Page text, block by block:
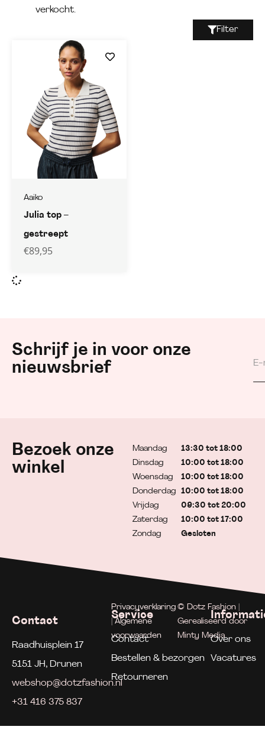
verkocht.
Filter
Aaiko
Julia top –
gestreept
€89,95
Schrijf je in voor onze
nieuwsbrief
Bezoek onze
winkel
Maandag
Dinsdag
Woensdag
Donderdag
Vrijdag
Zaterdag
Zondag
13:30 tot 18:00
10:00 tot 18:00
10:00 tot 18:00
10:00 tot 18:00
09:30 tot 20:00
10:00 tot 17:00
Gesloten
Contact
Raadhuisplein 17
5151 JH, Drunen
webshop@dotzfashion.nl
+31 416 375 837
Service
Contact
Bestellen & bezorgen
Retourneren
Over ons
Vacatures
Privacyverklaring
| Algemene
voorwaarden
© Dotz Fashion |
Gerealiseerd door
Minty Media